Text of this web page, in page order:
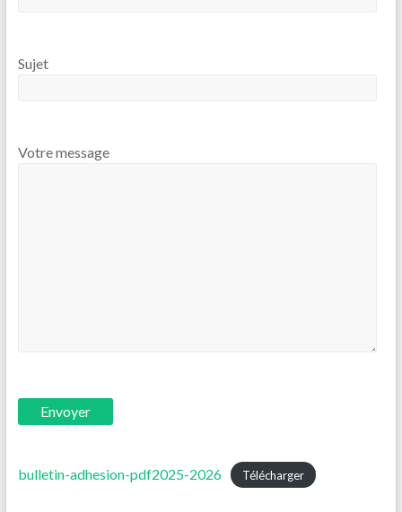
Sujet
Votre message
bulletin-adhesion-pdf2025-2026 Télécharger